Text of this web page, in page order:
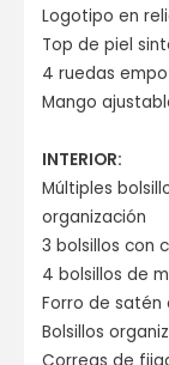
Logotipo en
Top de piel
4 ruedas
Mango
INTERIOR:
Múltiples
organización
3 bolsillos con
4 bolsillos de
Forro de
Bolsillos